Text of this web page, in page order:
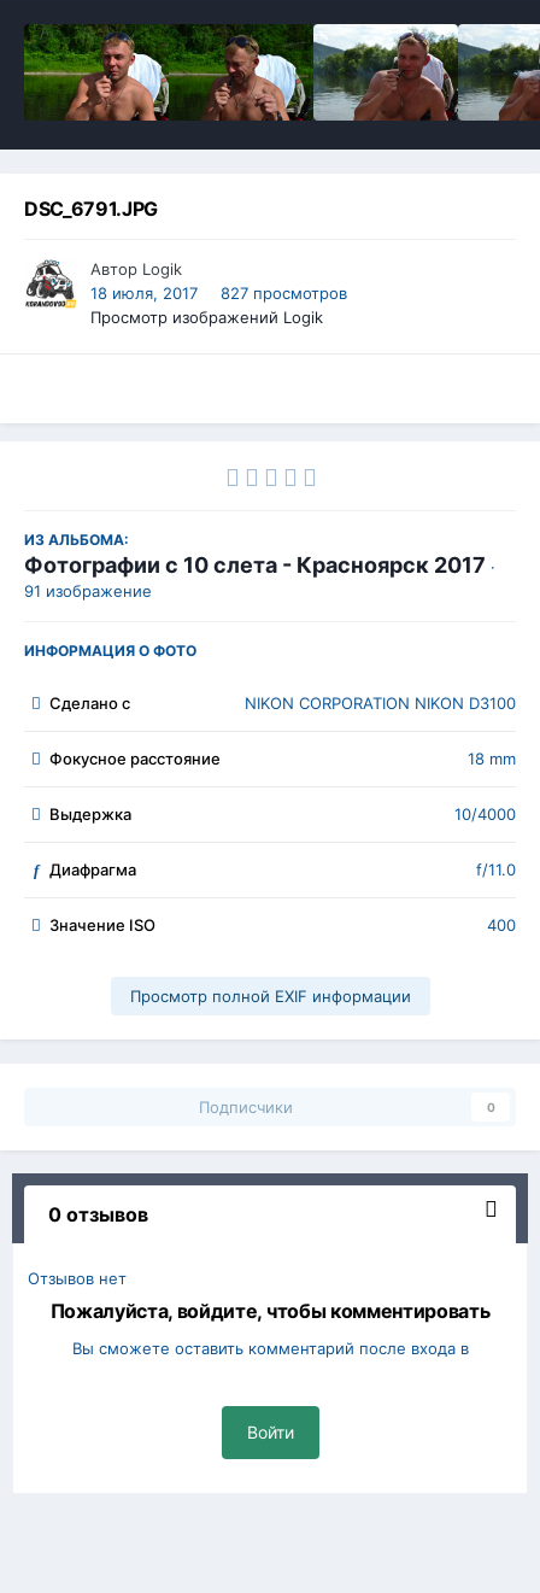
DSC_6791.JPG
Автор Logik
18 июля, 2017
827 просмотров
Просмотр изображений Logik
ИЗ АЛЬБОМА:
Фотографии с 10 слета - Красноярск 2017 ·
91 изображение
ИНФОРМАЦИЯ О ФОТО
Сделано с NIKON CORPORATION NIKON D3100
Фокусное расстояние 18 mm
Выдержка 10/4000
f Диафрагма f/11.0
Значение ISO 400
Просмотр полной EXIF информации
Подписчики 0
0 отзывов
Отзывов нет
Пожалуйста, войдите, чтобы комментировать
Вы сможете оставить комментарий после входа в
Войти